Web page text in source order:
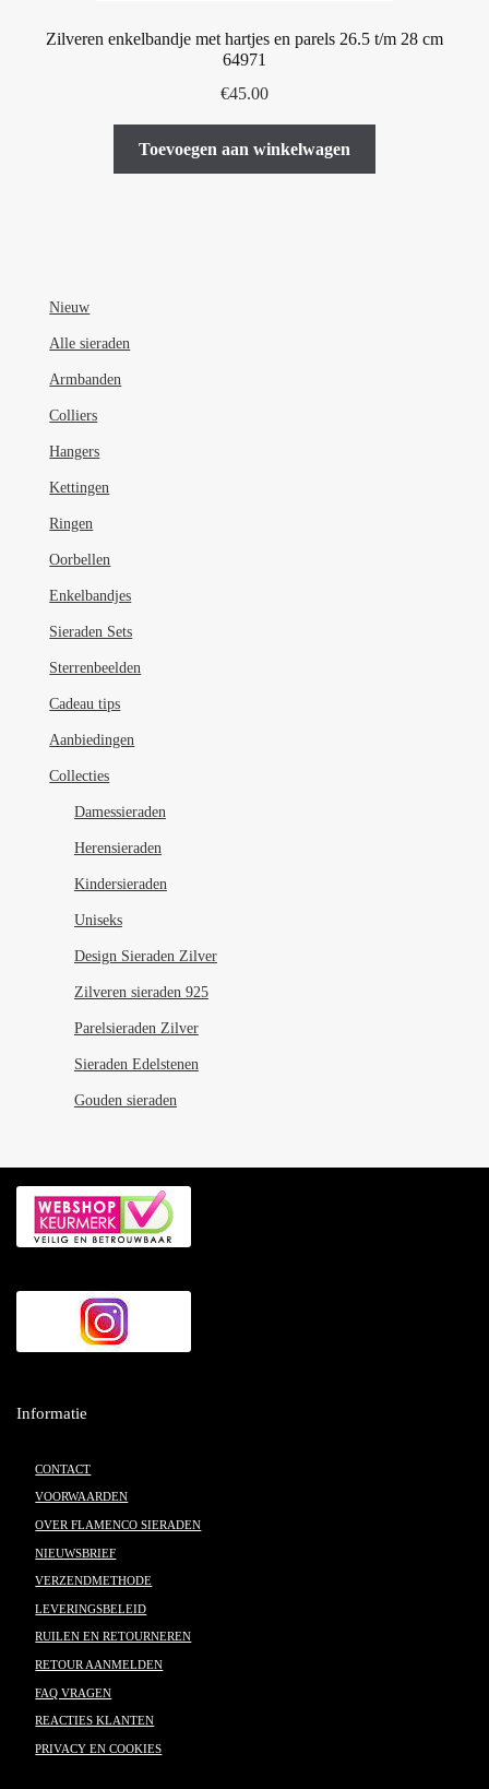
Zilveren enkelbandje met hartjes en parels 26.5 t/m 28 cm
64971
€45.00
Toevoegen aan winkelwagen
Nieuw
Alle sieraden
Armbanden
Colliers
Hangers
Kettingen
Ringen
Oorbellen
Enkelbandjes
Sieraden Sets
Sterrenbeelden
Cadeau tips
Aanbiedingen
Collecties
Damessieraden
Herensieraden
Kindersieraden
Uniseks
Design Sieraden Zilver
Zilveren sieraden 925
Parelsieraden Zilver
Sieraden Edelstenen
Gouden sieraden
Informatie
CONTACT
VOORWAARDEN
OVER FLAMENCO SIERADEN
NIEUWSBRIEF
VERZENDMETHODE
LEVERINGSBELEID
RUILEN EN RETOURNEREN
RETOUR AANMELDEN
FAQ VRAGEN
REACTIES KLANTEN
PRIVACY EN COOKIES